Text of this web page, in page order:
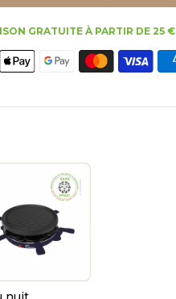
GRATUITE À PARTIR DE 25